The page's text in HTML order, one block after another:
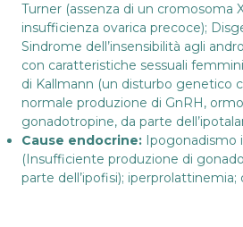
Turner (assenza di un cromosoma
insufficienza ovarica precoce);
Sindrome dell’insensibilità agli
con caratteristiche sessuali
di Kallmann (un disturbo genetico
normale produzione di GnRH,
gonadotropine, da parte
Cause endocrine: Ipogonadismo
(Insufficiente produzione di
parte dell’ipofisi);